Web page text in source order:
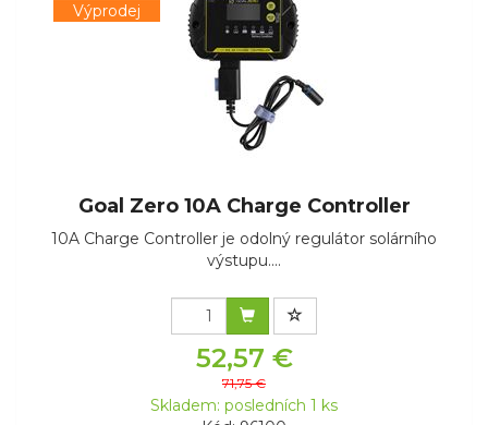
Výprodej
Goal Zero 10A Charge Controller
10A Charge Controller je odolný regulátor solárního
výstupu....
52,57 €
71,75 €
Skladem: posledních 1 ks